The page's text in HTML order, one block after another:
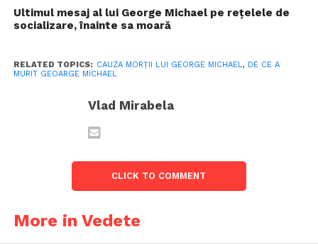
Ultimul mesaj al lui George Michael pe rețelele de
socializare, înainte sa moară
RELATED TOPICS: CAUZA MORȚII LUI GEORGE MICHAEL, DE CE A
MURIT GEOARGE MICHAEL
Vlad Mirabela
CLICK TO COMMENT
More in Vedete